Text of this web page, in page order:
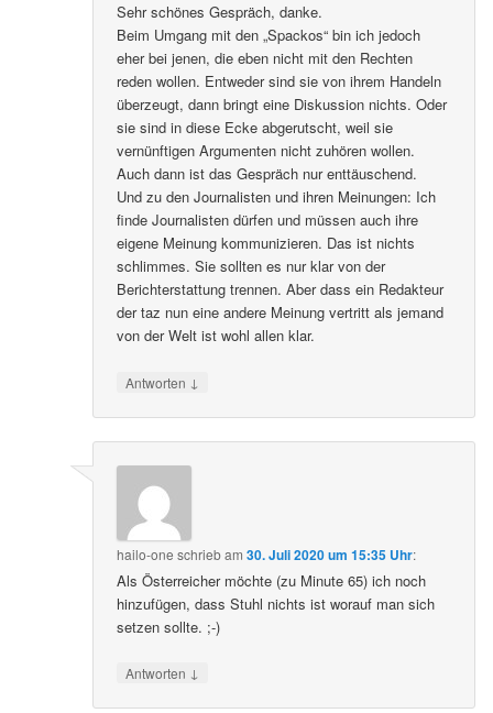
Sehr schönes Gespräch, danke.
Beim Umgang mit den „Spackos“ bin ich jedoch
eher bei jenen, die eben nicht mit den Rechten
reden wollen. Entweder sind sie von ihrem Handeln
überzeugt, dann bringt eine Diskussion nichts. Oder
sie sind in diese Ecke abgerutscht, weil sie
vernünftigen Argumenten nicht zuhören wollen.
Auch dann ist das Gespräch nur enttäuschend.
Und zu den Journalisten und ihren Meinungen: Ich
finde Journalisten dürfen und müssen auch ihre
eigene Meinung kommunizieren. Das ist nichts
schlimmes. Sie sollten es nur klar von der
Berichterstattung trennen. Aber dass ein Redakteur
der taz nun eine andere Meinung vertritt als jemand
von der Welt ist wohl allen klar.
Antworten ↓
hailo-one schriebam30. Juli 2020 um 15:35 Uhr:
Als Österreicher möchte (zu Minute 65) ich noch
hinzufügen, dass Stuhl nichts ist worauf man sich
setzen sollte. ;-)
Antworten ↓